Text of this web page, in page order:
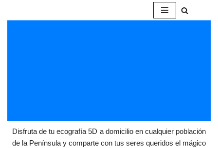
Disfruta de tu ecografía 5D a domicilio en cualquier población
de la Península y comparte con tus seres queridos el mágico